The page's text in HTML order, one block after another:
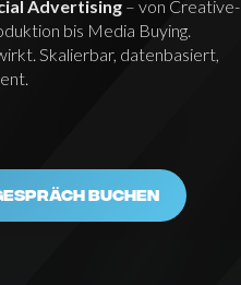
Advertising – von Creative-
bis Media Buying.
Skalierbar, datenbasiert,
BUCHEN